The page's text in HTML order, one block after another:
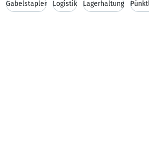
Gabelstapler Logistik Lagerhaltung